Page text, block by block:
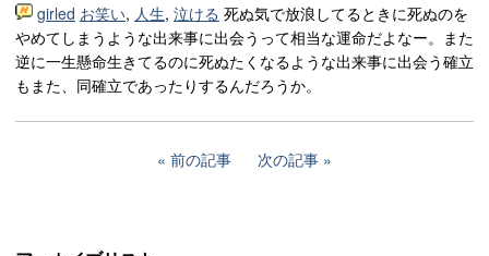
girled お笑い, 人生, 泣ける 死ぬ気で放浪してるときに死ぬのを
やめてしまうような出来事に出会うって相当な運命だよなー。また
逆に一生懸命生きてるのに死ぬたくなるような出来事に出会う確立
もまた、同確立であったりするんだろうか。
前の記事 次の記事